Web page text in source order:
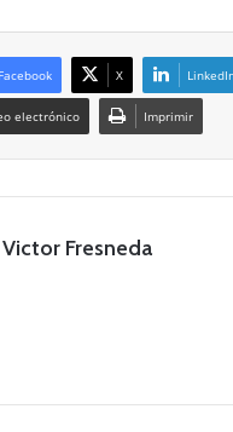
Facebook X
electrónico Imprimir
Victor Fresneda